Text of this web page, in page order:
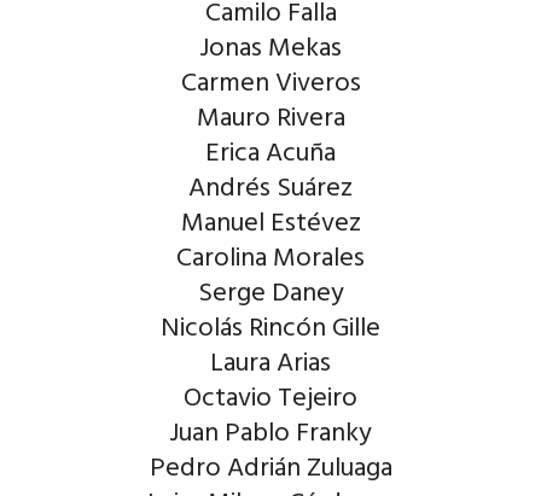
Camilo Falla
Jonas Mekas
Carmen Viveros
Mauro Rivera
Erica Acuña
Andrés Suárez
Manuel Estévez
Carolina Morales
Serge Daney
Nicolás Rincón Gille
Laura Arias
Octavio Tejeiro
Juan Pablo Franky
Pedro Adrián Zuluaga